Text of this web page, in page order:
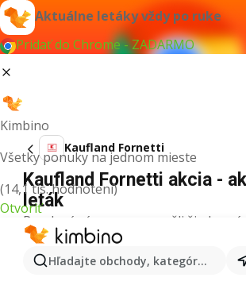
Aktuálne letáky vždy po ruke
Pridať do Chrome - ZADARMO
Kimbino
Všetky ponuky na jednom mieste
(14,1 tis. hodnotení)
Otvoriť
Hľadajte obchody, kategórie,
Kaufland Fornetti
Kaufland Fornetti akcia -
leták
Pre daný výraz sme nenašli žiadne
Ďalšie produkty v
Kaufland